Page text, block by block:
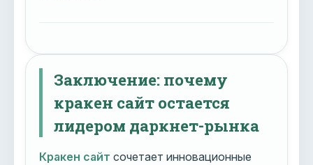
Заключение: почему
кракен сайт остается
лидером даркнет-рынка
Кракен сайт сочетает инновационные